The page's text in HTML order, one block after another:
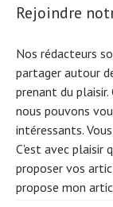
Rejoindre
Nos rédacteurs
partager autour
prenant du
nous pouvons
intéressants.
C'est avec plaisir
proposer vos
propose mon